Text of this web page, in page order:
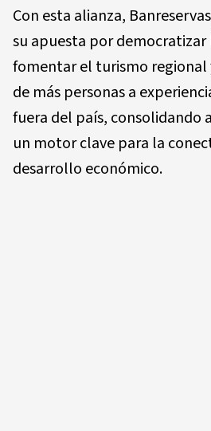
Con esta alianza,
su apuesta por democratizar
fomentar el turismo regional
de más personas a
fuera del país, consolidando
un motor clave para la
desarrollo económico.